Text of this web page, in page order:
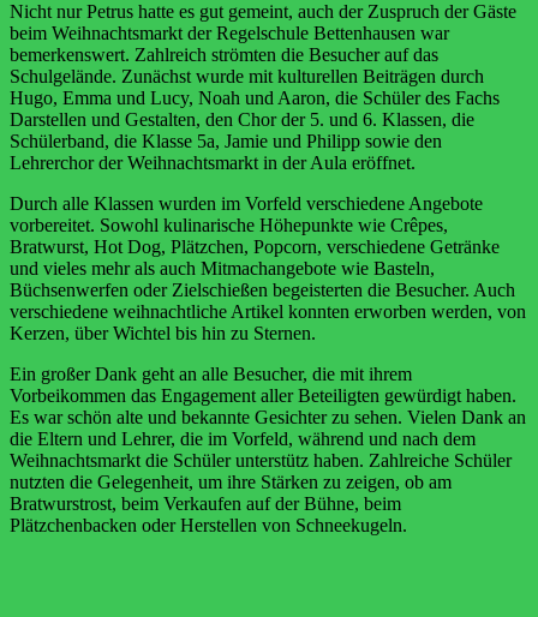
Nicht nur Petrus hatte es gut gemeint, auch der Zuspruch der Gäste
beim Weihnachtsmarkt der Regelschule Bettenhausen war
bemerkenswert. Zahlreich strömten die Besucher auf das
Schulgelände. Zunächst wurde mit kulturellen Beiträgen durch
Hugo, Emma und Lucy, Noah und Aaron, die Schüler des Fachs
Darstellen und Gestalten, den Chor der 5. und 6. Klassen, die
Schülerband, die Klasse 5a, Jamie und Philipp sowie den
Lehrerchor der Weihnachtsmarkt in der Aula eröffnet.
Durch alle Klassen wurden im Vorfeld verschiedene Angebote
vorbereitet. Sowohl kulinarische Höhepunkte wie Crêpes,
Bratwurst, Hot Dog, Plätzchen, Popcorn, verschiedene Getränke
und vieles mehr als auch Mitmachangebote wie Basteln,
Büchsenwerfen oder Zielschießen begeisterten die Besucher. Auch
verschiedene weihnachtliche Artikel konnten erworben werden, von
Kerzen, über Wichtel bis hin zu Sternen.
Ein großer Dank geht an alle Besucher, die mit ihrem
Vorbeikommen das Engagement aller Beteiligten gewürdigt haben.
Es war schön alte und bekannte Gesichter zu sehen. Vielen Dank an
die Eltern und Lehrer, die im Vorfeld, während und nach dem
Weihnachtsmarkt die Schüler unterstütz haben. Zahlreiche Schüler
nutzten die Gelegenheit, um ihre Stärken zu zeigen, ob am
Bratwurstrost, beim Verkaufen auf der Bühne, beim
Plätzchenbacken oder Herstellen von Schneekugeln.